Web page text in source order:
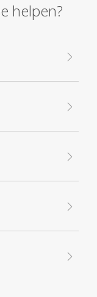
helpen?